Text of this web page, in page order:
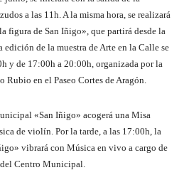
a las 11h. A la misma hora, se realizará
figura de San Iñigo», que partirá desde la
de la muestra de Arte en la Calle se
y de 17:00h a 20:00h, organizada por la
Rubio en el Paseo Cortes de Aragón.
«San Iñigo» acogerá una Misa
de violín. Por la tarde, a las 17:00h, la
vibrará con Música en vivo a cargo de
Centro Municipal.